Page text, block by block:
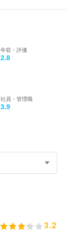
年収・評価
2.8
社員・管理職
3.9
3.2